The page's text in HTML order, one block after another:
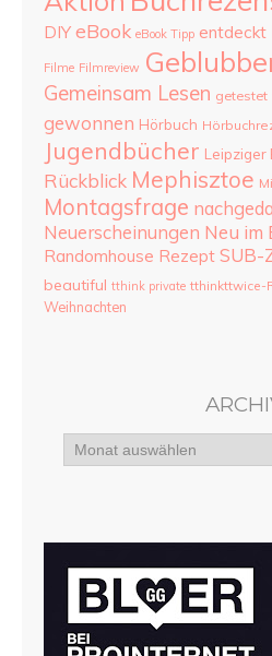
DIY eBook eBook Tipp entdeckt
Filme Filmreview
Gemeinsam Lesen getestet
gewonnen Hörbuch
Jugendbücher Leipziger
Rückblick Mephisztoe
Montagsfrage
Neuerscheinungen Neu im
Randomhouse Rezept SUB-
beautiful tthink private tthinkttwice-
Weihnachten